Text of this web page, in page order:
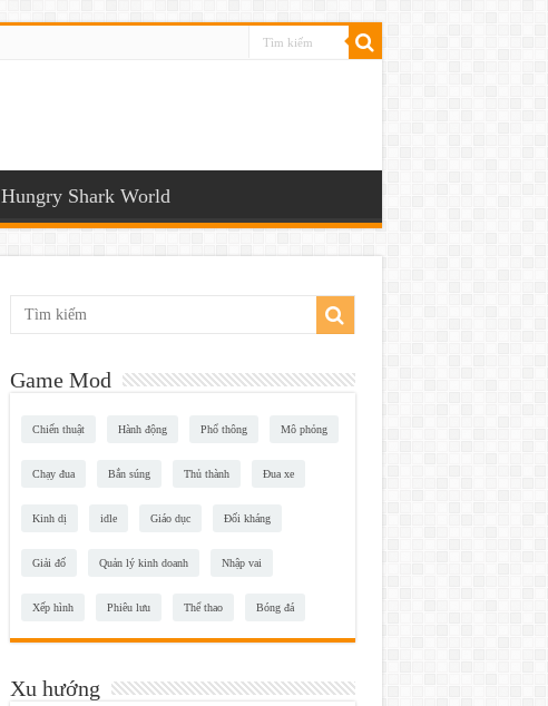
Hungry Shark World
Game Mod
Chiến thuật Hành động Phổ thông Mô phỏng
Chạy đua Bắn súng Thủ thành Đua xe
Kinh dị idle Giáo dục Đối kháng
Giải đố Quản lý kinh doanh Nhập vai
Xếp hình Phiêu lưu Thể thao Bóng đá
Xu hướng